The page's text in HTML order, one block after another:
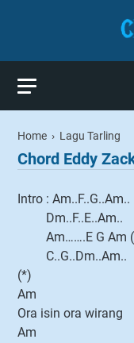
Home › Lagu Tarling
Chord Eddy
Intro : Am..F..G..Am..
Dm..F..E..Am..
Am…….E G Am
C..G..Dm..Am..
(*)
Am
Ora isin ora wirang
Am